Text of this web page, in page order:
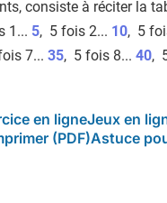
consiste à réciter la
1... 5, 5 fois 2... 10, 5
7...35, 5 fois 8...40,
en ligneJeux en
(PDF)Astuce